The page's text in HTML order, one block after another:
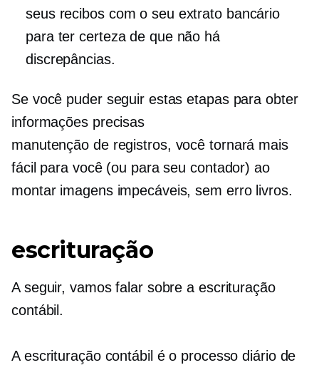
seus recibos com o seu extrato bancário
para ter certeza de que não há
discrepâncias.
Se você puder seguir estas etapas para obter
informações precisas
manutenção de registros, você tornará mais
fácil para você (ou para seu contador) ao
montar imagens impecáveis,sem errolivros.
escrituração
A seguir, vamos falar sobre a escrituração
contábil.
A escrituração contábil é o processo diário de